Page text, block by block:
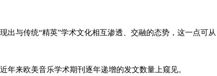
现出与传统“精英”学术文化相互渗透、交融的态势，这一点可从
近年来欧美音乐学术期刊逐年递增的发文数量上窥见。